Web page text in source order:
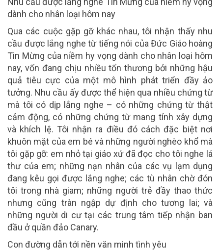
dành cho nhân loại hôm nay
Qua các cuộc gặp gỡ khác nhau, tôi nhận thấy nhu
cầu được lắng nghe từ tiếng nói của Đức Giáo hoàng
Tin Mừng của niềm hy vọng dành cho nhân loại hôm
nay, vốn đang chịu nhiều tổn thương bởi những hậu
quả tiêu cực của một mô hình phát triển đầy ảo
tưởng. Nhu cầu ấy được thể hiện qua nhiều chứng từ
mà tôi có dịp lắng nghe – có những chứng từ thật
cảm động, có những chứng từ mang tính xây dựng
và khích lệ. Tôi nhận ra điều đó cách đặc biệt nơi
khuôn mặt của em bé và những người nghèo khổ mà
tôi gặp gỡ: em nhỏ tại giáo xứ đã đọc cho tôi nghe lá
thư của em; những nạn nhân của các vụ lạm dụng
đang kêu gọi được lắng nghe; các tù nhân chờ đón
tôi trong nhà giam; những người trẻ đầy thao thức
nhưng cũng tràn ngập dự định cho tương lai; và
những người di cư tại các trung tâm tiếp nhận ban
đầu ở quần đảo Canary.
Con đường dẫn tới nền văn minh tình yêu